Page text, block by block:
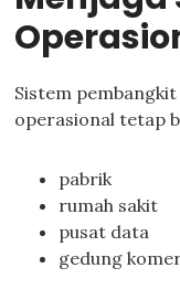
Sistem
operasional tetap
pabrik
rumah sakit
pusat data
gedung